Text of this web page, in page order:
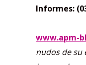
Informes:
www.apm-
nudos de su